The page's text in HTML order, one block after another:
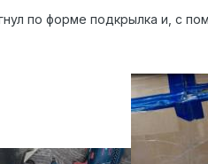
по форме подкрылка и, с